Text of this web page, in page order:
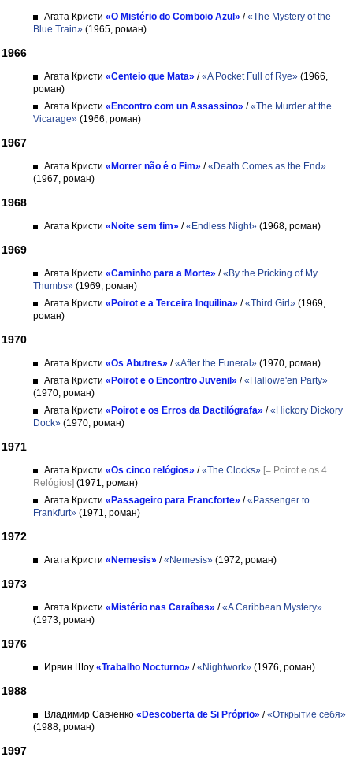
Агата Кристи «O Mistério do Comboio Azul» /«The Mystery of the
Blue Train» (1965, роман)
1966
Агата Кристи «Centeio que Mata» /«A Pocket Full of Rye» (1966,
роман)
Агата Кристи «Encontro com un Assassino» /«The Murder at the
Vicarage» (1966, роман)
1967
Агата Кристи «Morrer não é o Fim» /«Death Comes as the End»
(1967, роман)
1968
Агата Кристи «Noite sem fim» /«Endless Night» (1968, роман)
1969
Агата Кристи «Caminho para a Morte» /«By the Pricking of My
Thumbs» (1969, роман)
Агата Кристи «Poirot e a Terceira Inquilina» /«Third Girl» (1969,
роман)
1970
Агата Кристи «Os Abutres» /«After the Funeral» (1970, роман)
Агата Кристи «Poirot e o Encontro Juvenil» /«Hallowe'en Party»
(1970, роман)
Агата Кристи «Poirot e os Erros da Dactilógrafa» /«Hickory Dickory
Dock» (1970, роман)
1971
Агата Кристи «Os cinco relógios» /«The Clocks» [= Poirot e os 4
Relógios] (1971, роман)
Агата Кристи «Passageiro para Francforte» /«Passenger to
Frankfurt» (1971, роман)
1972
Агата Кристи «Nemesis» /«Nemesis» (1972, роман)
1973
Агата Кристи «Mistério nas Caraíbas» /«A Caribbean Mystery»
(1973, роман)
1976
Ирвин Шоу «Trabalho Nocturno» /«Nightwork» (1976, роман)
1988
Владимир Савченко «Descoberta de Si Próprio» /«Открытие себя»
(1988, роман)
1997